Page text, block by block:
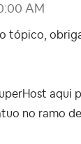
AM
tópico,
aqui
no ramo